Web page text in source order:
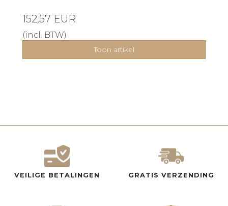
152,57 EUR
(incl. BTW)
Toon artikel
VEILIGE BETALINGEN GRATIS VERZENDING